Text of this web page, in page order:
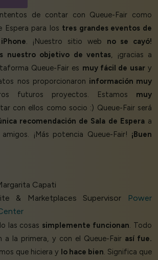
de contar con Queue-Fair como
Espera para los tres grandes eventos de
. ¡Nuestro sitio web no se cayó!
nuestro objetivo de ventas, ¡gracias a
Queue-Fair es muy fácil de usary
nos proporcionaron información muy
futuros proyectos. Estamos muy
con ellos como socio :) Queue-Fair será
recomendación de Sala de Esperaa
¡Más potencia Queue-Fair! ¡Buen
Capati
& Marketplaces Supervisor
Power
las cosas simplemente funcionan. Todo
a la primera, y con el Queue-Fair así fue.
que hiciera y lo hace bien. Significa que